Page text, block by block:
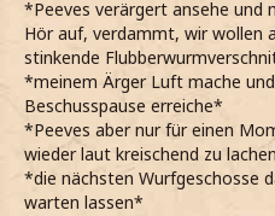
*Peeves verärgert ansehe und
Hör auf, verdammt, wir wollen
stinkende
*meinem Ärger Luft mache
Beschusspause erreiche*
*Peeves aber nur für einen
wieder laut kreischend zu
*die nächsten Wurfgeschosse
warten lassen*